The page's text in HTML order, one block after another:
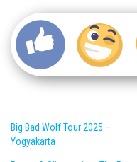
Big Bad Wolf Tour 2025 –
Yogyakarta